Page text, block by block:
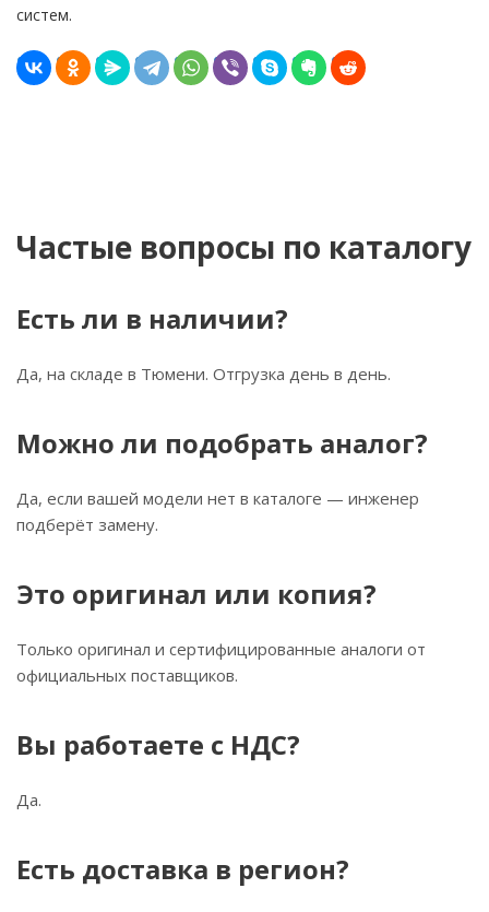
систем.
Частые вопросы по каталогу
Есть ли в наличии?
Да, на складе в Тюмени. Отгрузка день в день.
Можно ли подобрать аналог?
Да, если вашей модели нет в каталоге — инженер
подберёт замену.
Это оригинал или копия?
Только оригинал и сертифицированные аналоги от
официальных поставщиков.
Вы работаете с НДС?
Да.
Есть доставка в регион?